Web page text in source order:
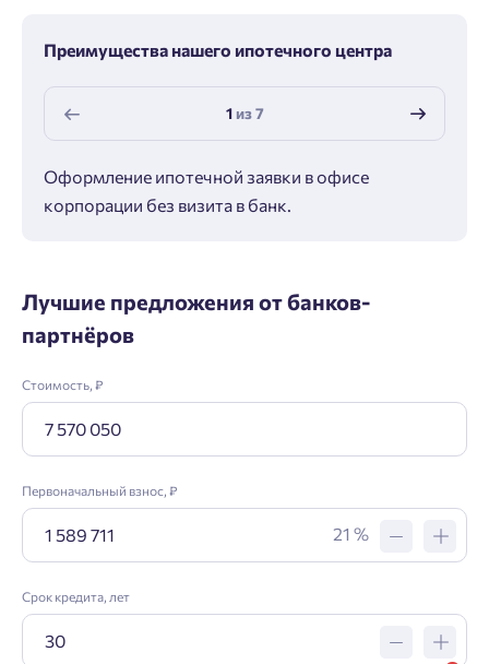
Преимущества нашего ипотечного центра
1из7
Оформление ипотечной заявки в офисе
корпорации без визита в банк.
Лучшие предложения от банков-
партнёров
Стоимость, ₽
Первоначальный взнос, ₽
21 %
Срок кредита, лет